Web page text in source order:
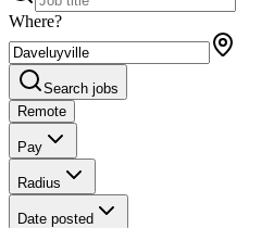
Where?
Search jobs
Remote
Pay
Radius
Date posted